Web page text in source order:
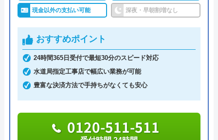
イレの交換部分もその都度言って下さって助
かりました。
Googleクチコミを見る
ており、福岡市水道局や北九州市上下水道局などの
指定工事店です。
24時間・365日年中無休で修理依頼を受け付けてお
り、最短30分で駆けつけます。エリア内をサービス
カーが巡回しており、どんな小さなトラブルでも迅
速に、何度でも駆けつけ、常にお客さまの身になっ
て対応しています。
「九州水道修理サービス」では、見積料金や出張料
現金以外の支払い可能 深夜・早朝割増なし
おすすめポイント
24時間365日受付で最短30分のスピード対応
水道局指定工事店で幅広い業務が可能
豊富な決済方法で手持ちがなくても安心
0120-511-511